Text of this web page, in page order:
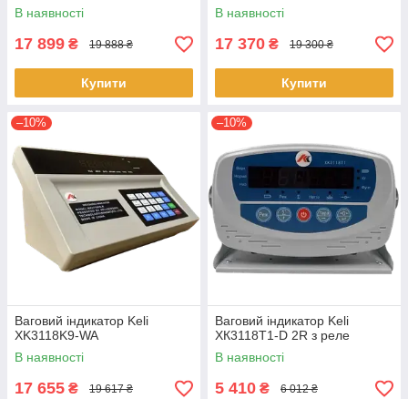
В наявності
17 899 ₴ 19 888 ₴
Купити
В наявності
17 370 ₴ 19 300 ₴
Купити
–10%
Ваговий індикатор Keli
XK3118K9-WA
В наявності
17 655 ₴ 19 617 ₴
–10%
Ваговий індикатор Keli
XК3118T1-D 2R з реле
В наявності
5 410 ₴ 6 012 ₴